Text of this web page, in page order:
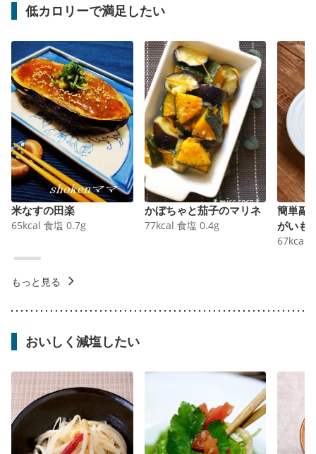
低カロリーで満足したい
米なすの田楽
65kcal 食塩 0.7g
かぼちゃと茄子のマリネ
77kcal 食塩 0.4g
簡単副
がいも
67kcal
もっと見る
おいしく減塩したい